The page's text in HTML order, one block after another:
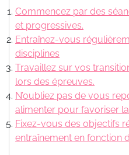
Commencez par des
et progressives.
Entraînez-vous
disciplines
Travaillez sur vos
lors des épreuves.
N’oubliez pas de vous
alimenter pour favoriser
Fixez-vous des objectifs
entraînement en fonction